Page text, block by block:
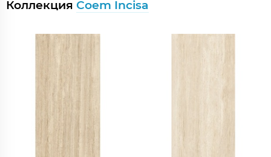
Коллекция Coem Incisa